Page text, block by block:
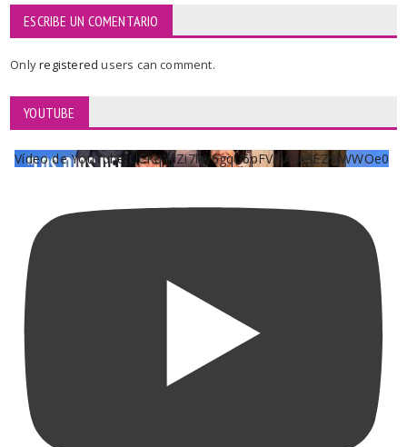
ESCRIBE UN COMENTARIO
Onlyregisteredusers can comment.
YOUTUBE
Vídeo de YouTube UCKqYjiZi7lzy6gqU6pFVFiA_A3EZ9JWWOe0